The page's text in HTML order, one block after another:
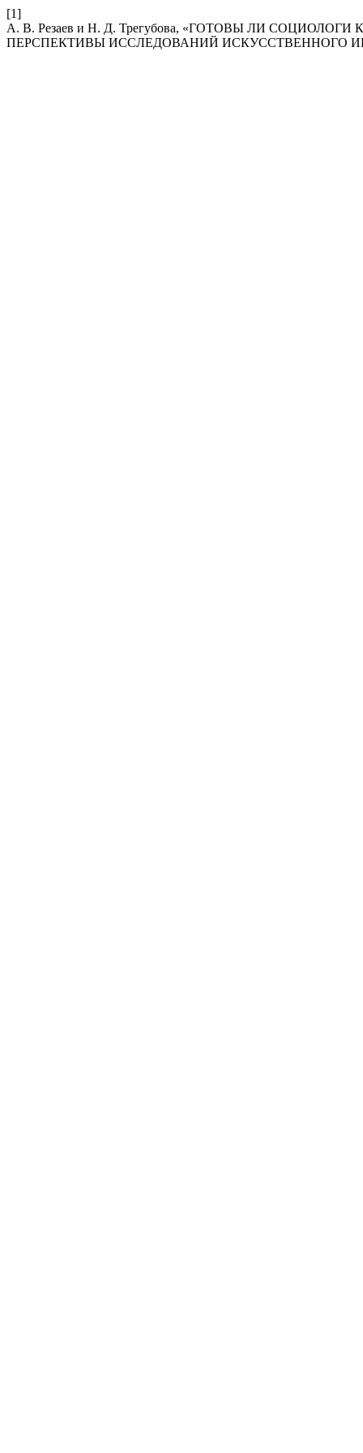
[1]
А. В. Резаев и Н. Д. Трегубова, «ГОТОВЫ ЛИ
ПЕРСПЕКТИВЫ ИССЛЕДОВАНИЙ ИСКУССТВЕННОГО